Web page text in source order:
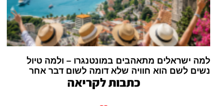
למה ישראלים מתאהבים במונטנגרו – ולמה טיול
נשים לשם הוא חוויה שלא דומה לשום דבר אחר
כתבות לקריאה